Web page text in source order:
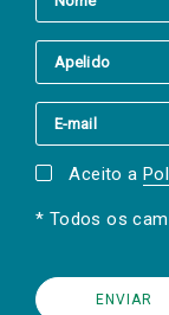
Aceito a
* Todos os